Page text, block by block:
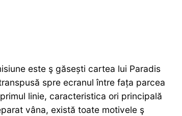
este ş găsești cartea lui Paradis
spre ecranul între fața parcea
linie, caracteristica ori principală
vâna, există toate motivele ş